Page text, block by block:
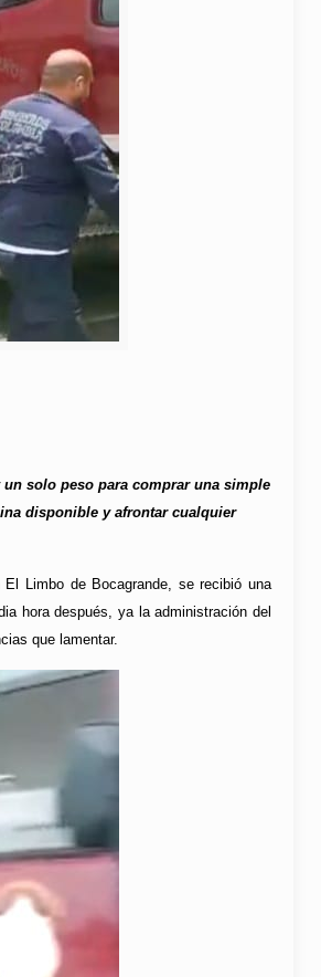
un solo peso para comprar una simple
disponible y afrontar cualquier
Limbo de Bocagrande, se recibió una
hora después, ya la administración del
que lamentar.